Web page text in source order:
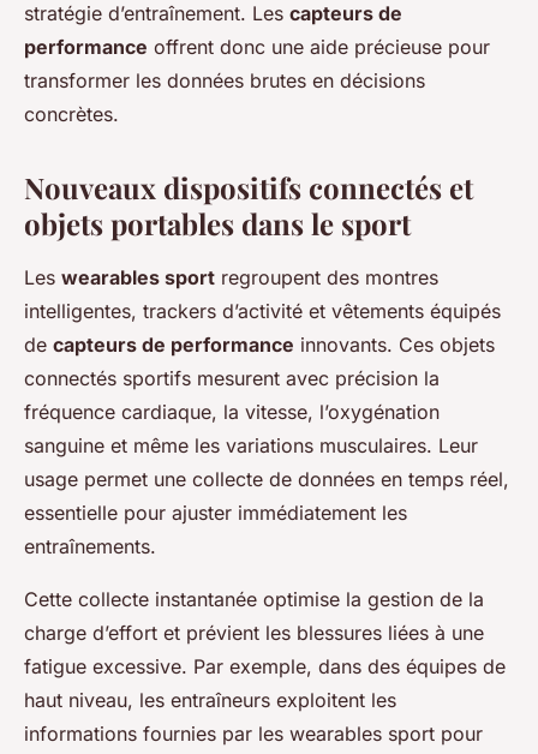
stratégie d’entraînement. Les capteurs de
performance offrent donc une aide précieuse pour
transformer les données brutes en décisions
concrètes.
Nouveaux dispositifs connectés et
objets portables dans le sport
Les wearables sport regroupent des montres
intelligentes, trackers d’activité et vêtements équipés
de capteurs de performance innovants. Ces objets
connectés sportifs mesurent avec précision la
fréquence cardiaque, la vitesse, l’oxygénation
sanguine et même les variations musculaires. Leur
usage permet une collecte de données en temps réel,
essentielle pour ajuster immédiatement les
entraînements.
Cette collecte instantanée optimise la gestion de la
charge d’effort et prévient les blessures liées à une
fatigue excessive. Par exemple, dans des équipes de
haut niveau, les entraîneurs exploitent les
informations fournies par les wearables sport pour